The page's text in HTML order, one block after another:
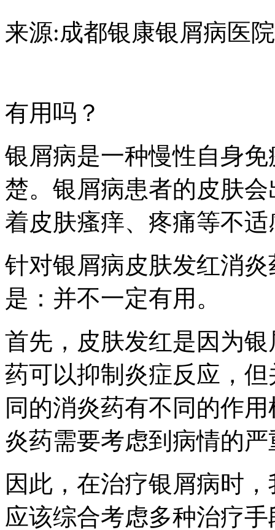
来源:成都银康银屑病医
有用吗？
银屑病是一种慢性自身
楚。银屑病患者的皮肤
着皮肤瘙痒、疼痛等不适
针对银屑病皮肤发红消
是：并不一定有用。
首先，皮肤发红是因为
药可以抑制炎症反应，
同的消炎药有不同的作
炎药需要考虑到病情的
因此，在治疗银屑病时
应该综合考虑多种治疗